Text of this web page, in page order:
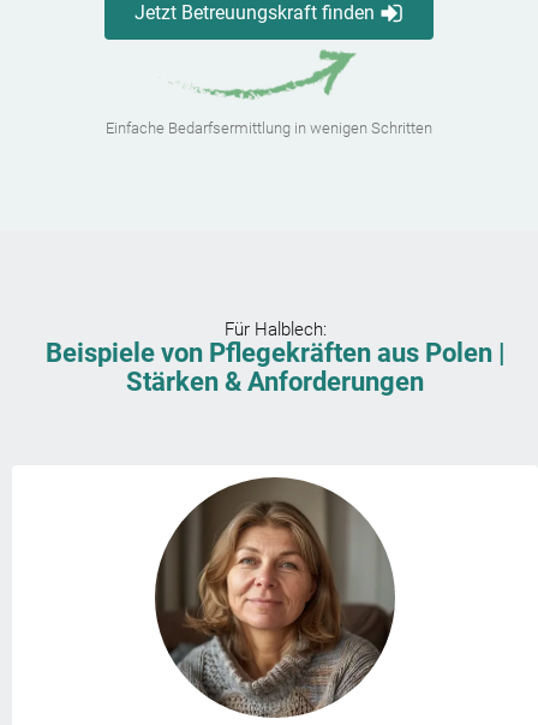
Jetzt Betreuungskraft finden
Einfache Bedarfsermittlung in wenigen Schritten
Für Halblech:
Beispiele von Pflegekräften aus Polen |
Stärken & Anforderungen